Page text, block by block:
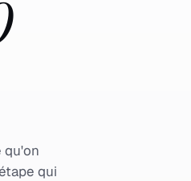
qu'on
qui